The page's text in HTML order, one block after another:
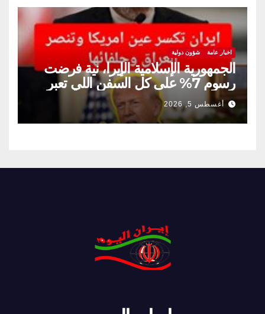
اخبار عامة شؤون دولية
الجمهورية الإسلامية الإيرا، نية فرضت
رسوم 7% على كل السفن اللي تعبر
مضيق هرمز
أغسطس 5, 2026